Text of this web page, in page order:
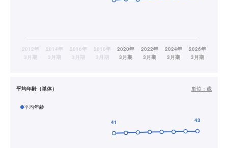
平均年齢（単体） 単位： 歳
平均年齢